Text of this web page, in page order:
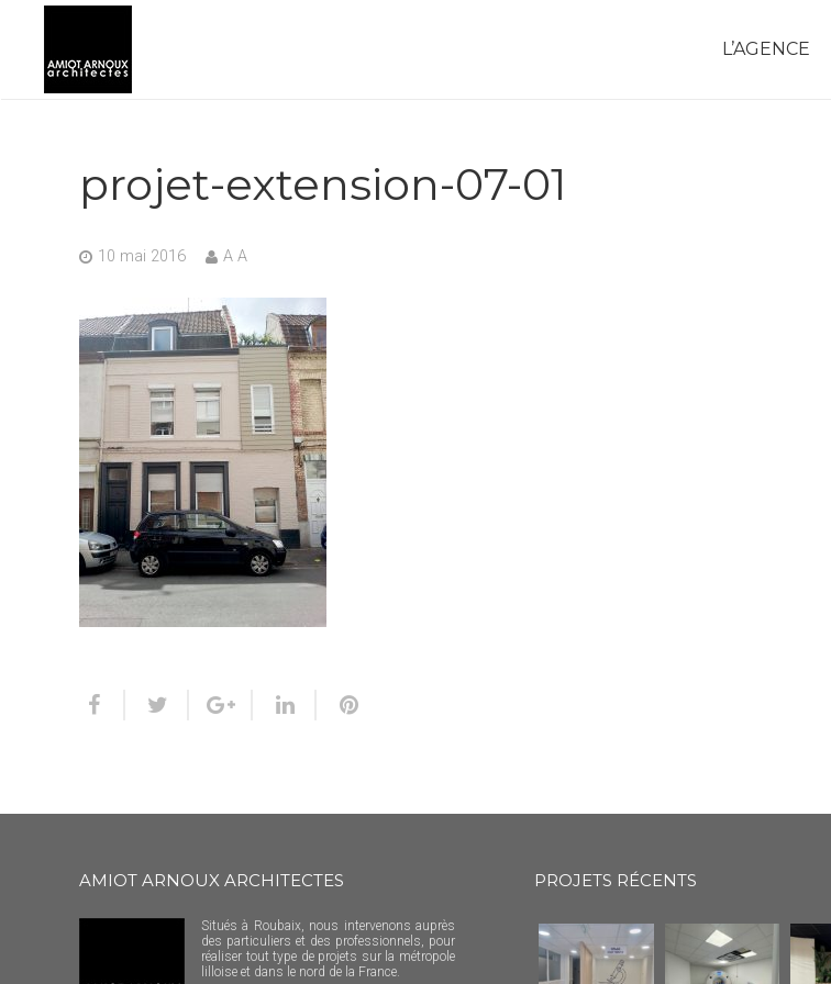
L’AGENCE
projet-extension-07-01
10 mai 2016 A A
AMIOT ARNOUX ARCHITECTES
Situés à Roubaix, nous intervenons auprès
des particuliers et des professionnels, pour
réaliser tout type de projets sur la métropole
lilloise et dans le nord de la France.
PROJETS RÉCENTS